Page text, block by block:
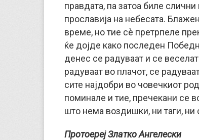
правдата, па затоа биле
прославија на небесата.
време, но тие сè претрпеле
ќе дојде како последен
денес се радуваат и се
радуваат во плачот, се
сите најдобри во човечкиот
поминале и тие, пречекани се
што нема воздишки, ни таги,
Протоереј Златко Ангелески